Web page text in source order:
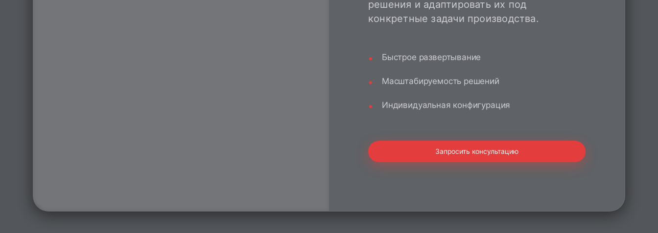
решения и адаптировать их под
конкретные задачи производства.
Быстрое развертывание
Масштабируемость решений
Индивидуальная конфигурация
Запросить консультацию